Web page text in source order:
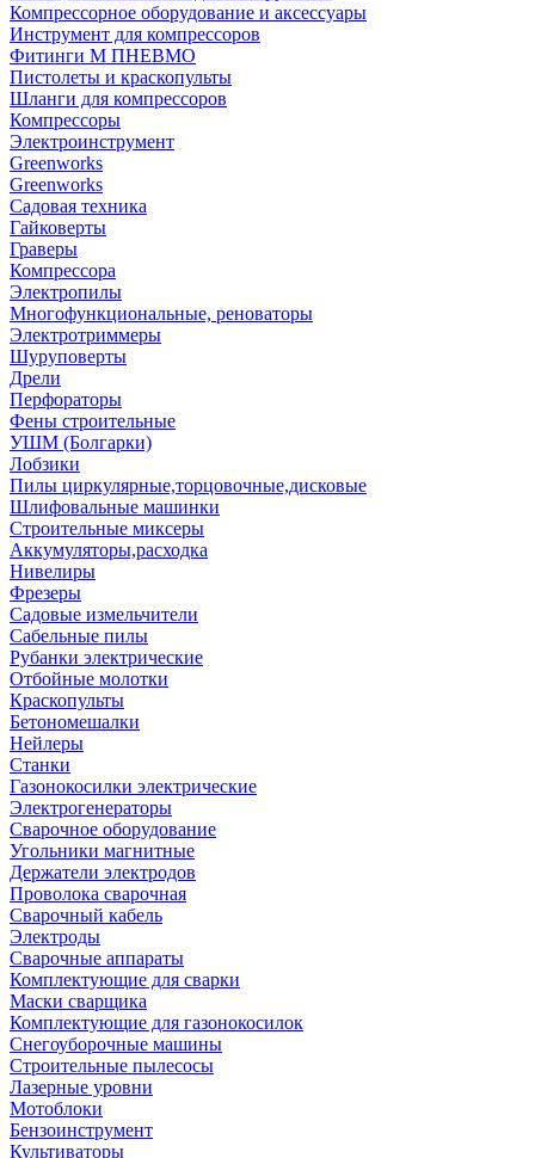
Компрессорное оборудование и аксессуары
Инструмент для компрессоров
Фитинги М ПНЕВМО
Пистолеты и краскопульты
Шланги для компрессоров
Компрессоры
Электроинструмент
Greenworks
Greenworks
Садовая техника
Гайковерты
Граверы
Компрессора
Электропилы
Многофункциональные, реноваторы
Электротриммеры
Шуруповерты
Дрели
Перфораторы
Фены строительные
УШМ (Болгарки)
Лобзики
Пилы циркулярные,торцовочные,дисковые
Шлифовальные машинки
Строительные миксеры
Аккумуляторы,расходка
Нивелиры
Фрезеры
Садовые измельчители
Сабельные пилы
Рубанки электрические
Отбойные молотки
Краскопульты
Бетономешалки
Нейлеры
Станки
Газонокосилки электрические
Электрогенераторы
Сварочное оборудование
Угольники магнитные
Держатели электродов
Проволока сварочная
Сварочный кабель
Электроды
Сварочные аппараты
Комплектующие для сварки
Маски сварщика
Комплектующие для газонокосилок
Снегоуборочные машины
Строительные пылесосы
Лазерные уровни
Мотоблоки
Бензоинструмент
Культиваторы